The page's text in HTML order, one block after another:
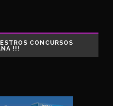
CONCURSOS
!!!